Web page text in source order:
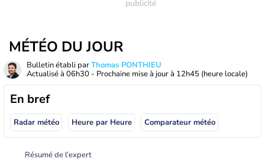
MÉTÉO DU JOUR
Bulletin établi parThomas PONTHIEU
Actualisé à 06h30 - Prochaine mise à jour à 12h45 (heure locale)
En bref
Radar météo Heure par Heure Comparateur météo
Résumé de l’expert